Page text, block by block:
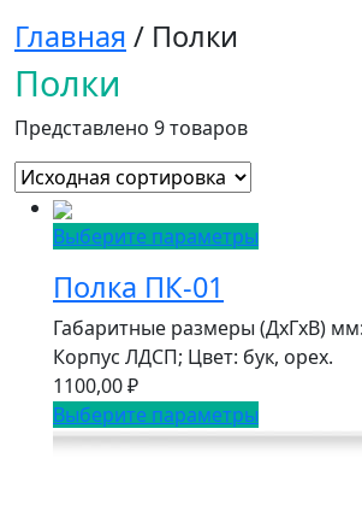
Главная / Полки
Полки
Представлено 9 товаров
Выберите параметры
Полка ПК-01
Габаритные размеры (ДxГxВ)
Корпус ЛДСП; Цвет: бук, орех.
1100,00₽
Выберите параметры